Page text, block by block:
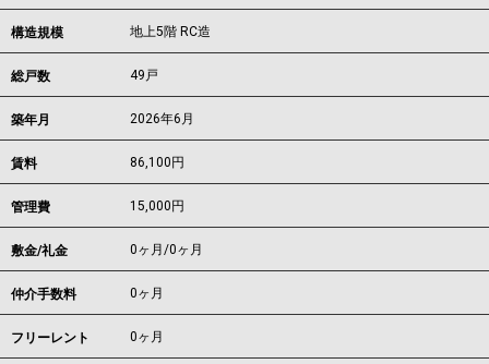
構造規模 地上5階 RC造
総戸数 49戸
築年月 2026年6月
賃料 86,100 円
管理費 15,000円
敷金/礼金 0ヶ月/0ヶ月
仲介手数料 0ヶ月
フリーレント 0ヶ月